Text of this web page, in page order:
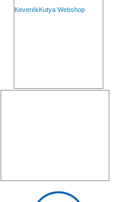
KeverékKutya Webshop